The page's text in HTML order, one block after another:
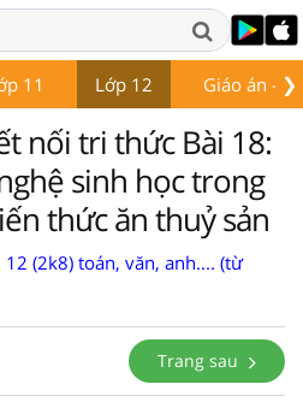
❯
11 Lớp 12 Giáo án -
nối tri thức Bài 18:
sinh học trong
thức ăn thuỷ sản
12 (2k8) toán, văn, anh.... (từ
Trang sau